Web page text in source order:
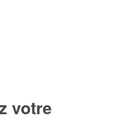
votre